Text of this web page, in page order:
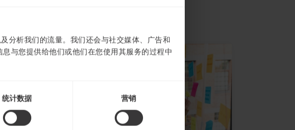
分析我们的流量。我们还会与社交媒体、广告和
与您提供给他们或他们在您使用其服务的过程中
统计数据 营销